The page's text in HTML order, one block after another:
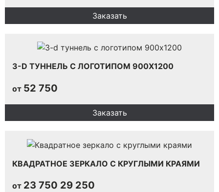
Заказать
3-D ТУННЕЛЬ С ЛОГОТИПОМ 900Х1200
от 52 750
Заказать
КВАДРАТНОЕ ЗЕРКАЛО С КРУГЛЫМИ КРАЯМИ
от 23 750 29 250